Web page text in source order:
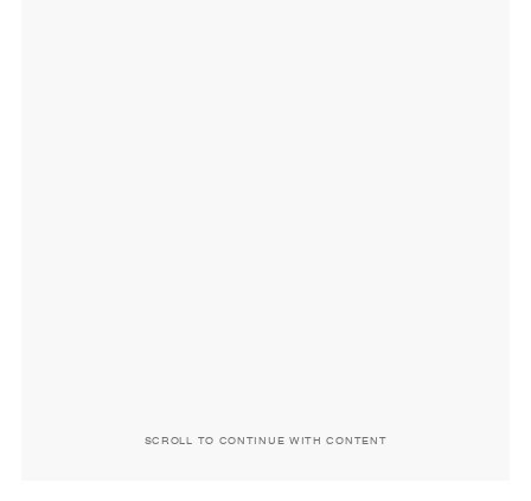
SCROLL TO CONTINUE WITH CONTENT